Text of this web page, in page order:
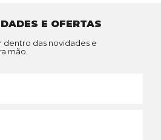
E OFERTAS
dentro das novidades e
mão.